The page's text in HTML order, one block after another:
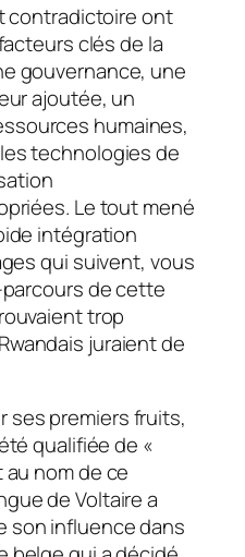
contradictoire ont
clés de la
gouvernance, une
ajoutée, un
humaines,
technologies de
Le tout mené
intégration
qui suivent, vous
de cette
trop
juraient de
ses premiers fruits,
qualifiée de «
au nom de ce
de Voltaire a
son influence dans